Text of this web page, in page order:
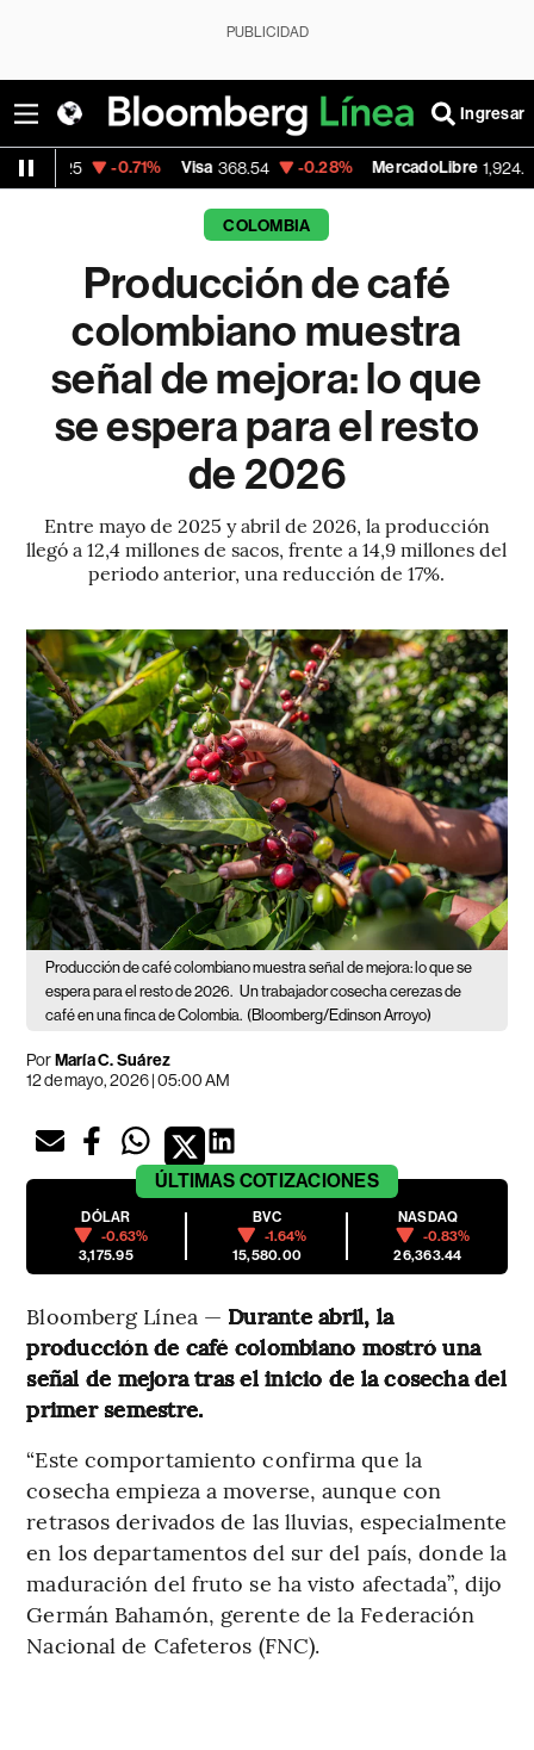
PUBLICIDAD
Ingresar
Visa 368.54 -0.28% MercadoLibre 1,924.95 +1.85%
COLOMBIA
Producción de café
colombiano muestra
señal de mejora: lo que
se espera para el resto
de 2026
Entre mayo de 2025 y abril de 2026, la producción
llegó a 12,4 millones de sacos, frente a 14,9 millones del
periodo anterior, una reducción de 17%.
Producción de café colombiano muestra señal de mejora: lo que se
espera para el resto de 2026. Un trabajador cosecha cerezas de
café en una finca de Colombia. (Bloomberg/Edinson Arroyo)
PorMaría C. Suárez
12 de mayo, 2026 | 05:00 AM
ÚLTIMAS COTIZACIONES
DÓLAR
-0.63%
3,175.95
BVC
-1.64%
15,580.00
NASDAQ
-0.83%
26,363.44
Bloomberg Línea — Durante abril, la
producción de café colombiano mostró una
señal de mejora tras el inicio de la cosecha del
primer semestre.
“Este comportamiento confirma que la
cosecha empieza a moverse, aunque con
retrasos derivados de las lluvias, especialmente
en los departamentos del sur del país, donde la
maduración del fruto se ha visto afectada”, dijo
Germán Bahamón, gerente de la Federación
Nacional de Cafeteros (FNC).